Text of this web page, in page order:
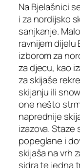
Na Bjelašnici
i za nordijsko
sanjkanje.
ravnijem dijelu
izborom za
za djecu, kao
za skijaše
skijanju ili
one nešto
naprednije
izazova. Staze
popeglane i
skijaša na vrh
sidra te jedna